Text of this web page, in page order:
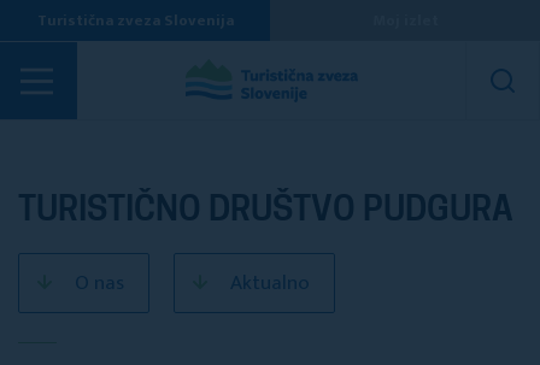
Turistična zveza Slovenija
Turistična društva
TURISTIČNO DRUŠTVO PUDGURA
O nas Aktualno